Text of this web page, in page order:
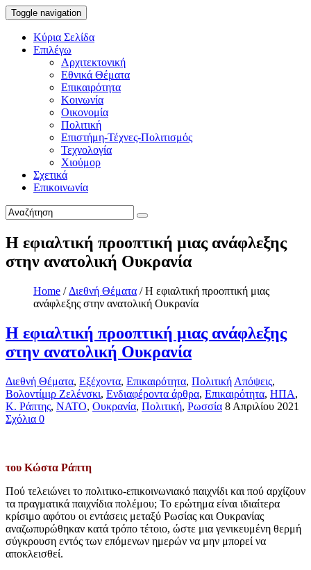
Toggle navigation
Κύρια Σελίδα
Επιλέγω
Αρχιτεκτονική
Εθνικά Θέματα
Επικαιρότητα
Κοινωνία
Οικονομία
Πολιτική
Επιστήμη-Τέχνες-Πολιτισμός
Τεχνολογία
Χιούμορ
Σχετικά
Επικοινωνία
Η εφιαλτική προοπτική μιας ανάφλεξης
στην ανατολική Ουκρανία
Home / Διεθνή Θέματα / Η εφιαλτική προοπτική μιας
ανάφλεξης στην ανατολική Ουκρανία
Η εφιαλτική προοπτική μιας ανάφλεξης
στην ανατολική Ουκρανία
Διεθνή Θέματα, Εξέχοντα, Επικαιρότητα, Πολιτική Απόψεις,
Βολοντίμιρ Ζελένσκι, Ενδιαφέροντα άρθρα, Επικαιρότητα, ΗΠΑ,
Κ. Ράπτης, ΝΑΤΟ, Ουκρανία, Πολιτική, Ρωσσία 8 Απριλίου 2021
Σχόλια 0
του Κώστα Ράπτη
Πού τελειώνει το πολιτικο-επικοινωνιακό παιχνίδι και πού αρχίζουν
τα πραγματικά παιχνίδια πολέμου; Το ερώτημα είναι ιδιαίτερα
κρίσιμο αφότου οι εντάσεις μεταξύ Ρωσίας και Ουκρανίας
αναζωπυρώθηκαν κατά τρόπο τέτοιο, ώστε μια γενικευμένη θερμή
σύγκρουση εντός των επόμενων ημερών να μην μπορεί να
αποκλεισθεί.